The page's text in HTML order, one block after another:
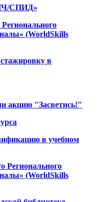
СПИД»
(WorldSkills
в
акцию "Засветись!"
в учебном
(WorldSkills